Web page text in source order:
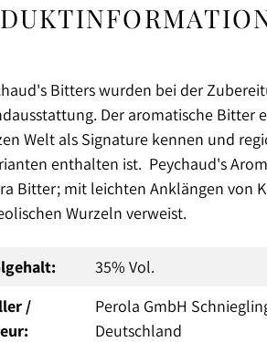
Bitters wurden bei der
Der aromatische Bitter
Welt als Signature kennen und
enthalten ist. Peychaud's
Bitter; mit leichten Anklängen von
Wurzeln verweist.
35% Vol.
/
Perola GmbH
Deutschland